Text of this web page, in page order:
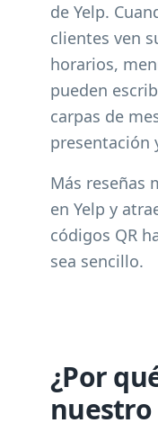
de Yelp.
clientes ven
horarios,
pueden
carpas de
presentación
Más reseñas
en Yelp y
códigos QR
sea sencillo.
¿Por
nuestro